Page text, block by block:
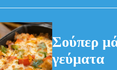
Σούπερ
γεύματα